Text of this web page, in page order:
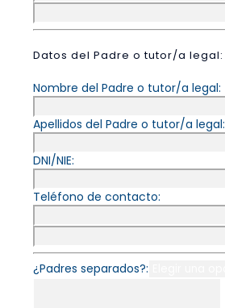
Datos del Padre o tutor/a legal:
Nombre del Padre o tutor/a legal:
Apellidos del Padre o tutor/a legal:
DNI/NIE:
Teléfono de contacto:
¿Padres separados?: